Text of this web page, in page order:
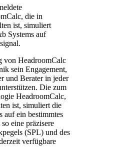
die in
ist, simuliert
Systems auf
von HeadroomCalc
sein Engagement,
und Berater in jeder
Die zum
HeadroomCalc,
ist, simuliert die
auf ein bestimmtes
eine präzisere
(SPL) und des
verfügbare